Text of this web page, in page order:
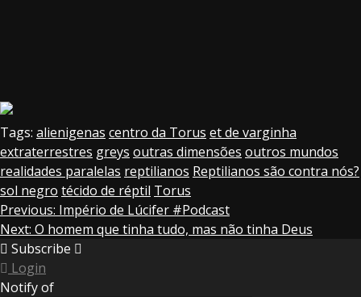
Tags: alienigenas centro da Torus et de varginha
extraterrestres greys outras dimensões outros mundos
realidades paralelas reptilianos Reptilianos são contra nós?
sol negro técido de réptil Torus
Continue
Reading
Previous: Império de Lúcifer #Podcast
Next: O homem que tinha tudo, mas não tinha Deus
Subscribe
Login
Notify of